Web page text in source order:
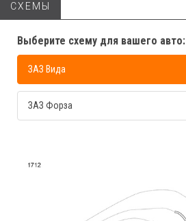
СХЕМЫ
Выберите схему для вашего авто:
ЗАЗ Вида
ЗАЗ Форза